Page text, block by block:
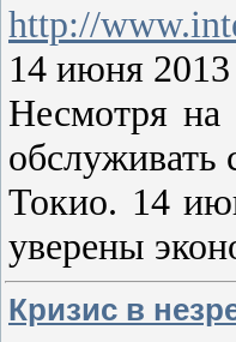
http://
14 июня 2013
Несмотря на
обслуживать
Токио. 14
уверены
Кризис в